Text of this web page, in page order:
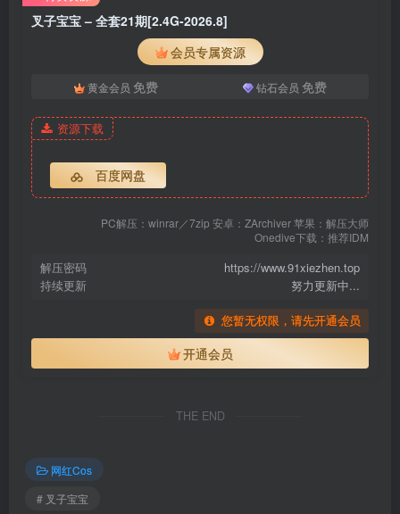
叉子宝宝 – 全套21期[2.4G-2026.8]
会员专属资源
黄金会员 免费 钻石会员 免费
资源下载
百度网盘
PC解压：winrar／7zip 安卓：ZArchiver 苹果：解压大师
Onedive下载：推荐IDM
解压密码
https://www.91xiezhen.top
持续更新
努力更新中...
您暂无权限，请先开通会员
开通会员
THE END
网红Cos
# 叉子宝宝